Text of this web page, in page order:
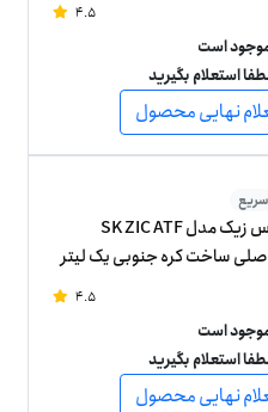
4.5
موجود است
استعلام بگیرید
نهایی محصول
روغن گیربکس زیک مدل SK ZIC ATF
4.5
موجود است
استعلام بگیرید
نهایی محصول